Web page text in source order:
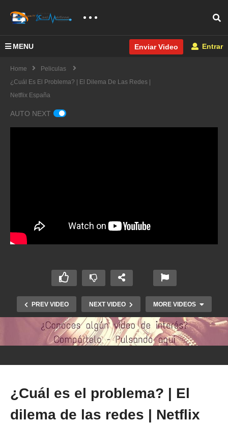
MENU Enviar Video Entrar
Home
Peliculas
¿Cuál Es El Problema? | El Dilema De Las Redes |
Netflix España
AUTO NEXT
PREV VIDEO NEXT VIDEO MORE VIDEOS
¿Cuál es el problema? | El
dilema de las redes | Netflix